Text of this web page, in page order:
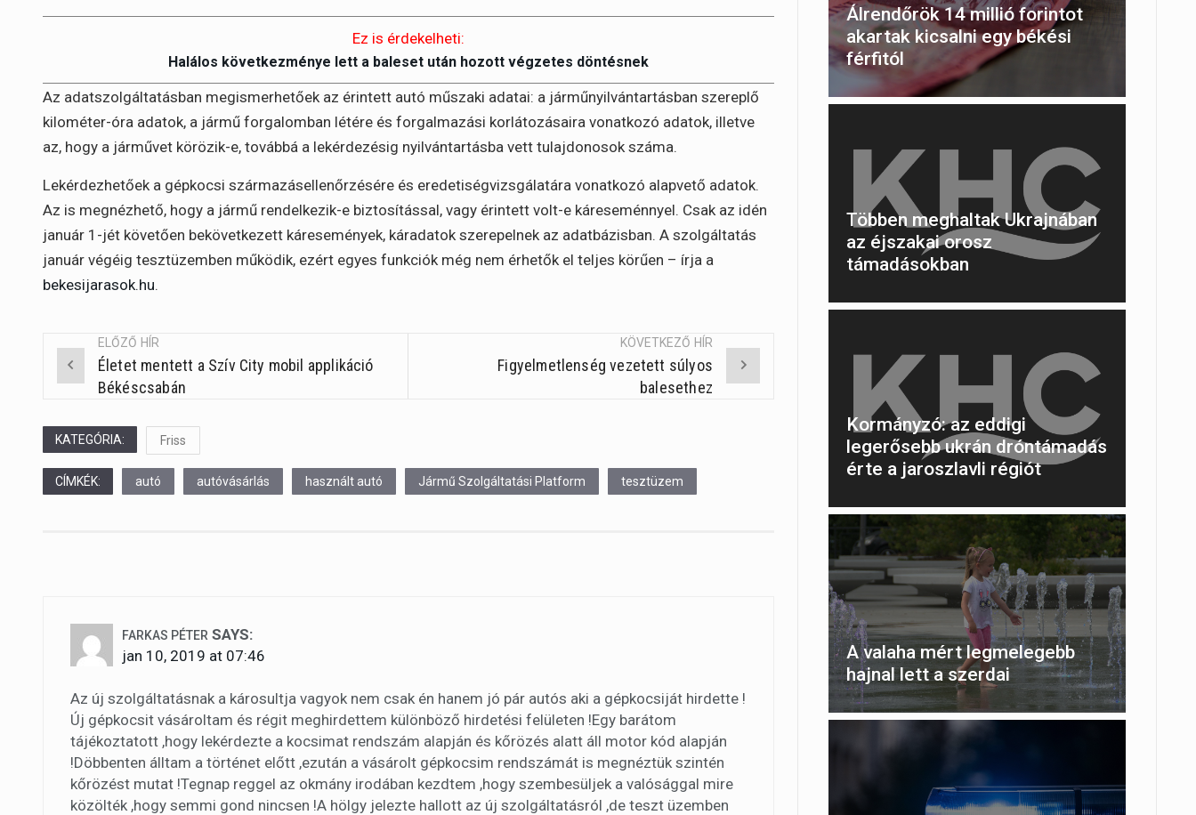
Ez is érdekelheti:
Halálos következménye lett a baleset után hozott végzetes döntésnek
Az adatszolgáltatásban megismerhetőek az érintett autó műszaki adatai: a járműnyilvántartásban szereplő
kilométer-óra adatok, a jármű forgalomban létére és forgalmazási korlátozásaira vonatkozó adatok, illetve
az, hogy a járművet körözik-e, továbbá a lekérdezésig nyilvántartásba vett tulajdonosok száma.
Lekérdezhetőek a gépkocsi származásellenőrzésére és eredetiségvizsgálatára vonatkozó alapvető adatok.
Az is megnézhető, hogy a jármű rendelkezik-e biztosítással, vagy érintett volt-e káreseménnyel. Csak az idén
január 1-jét követően bekövetkezett káresemények, káradatok szerepelnek az adatbázisban. A szolgáltatás
január végéig tesztüzemben működik, ezért egyes funkciók még nem érhetők el teljes körűen – írja a
bekesijarasok.hu.
Post
ELŐZŐ HÍR
Életet mentett a Szív City mobil applikáció
Békéscsabán
KÖVETKEZŐ HÍR
Figyelmetlenség vezetett súlyos
balesethez
KATEGÓRIA: Friss
CÍMKÉK: autó autóvásárlás használt autó Jármű Szolgáltatási Platform tesztüzem
FARKAS PÉTER SAYS:
jan 10, 2019 at 07:46
Az új szolgáltatásnak a károsultja vagyok nem csak én hanem jó pár autós aki a gépkocsiját hirdette !
Új gépkocsit vásároltam és régit meghirdettem különböző hirdetési felületen !Egy barátom
tájékoztatott ,hogy lekérdezte a kocsimat rendszám alapján és kőrözés alatt áll motor kód alapján
!Döbbenten álltam a történet előtt ,ezután a vásárolt gépkocsim rendszámát is megnéztük szintén
kőrözést mutat !Tegnap reggel az okmány irodában kezdtem ,hogy szembesüljek a valósággal mire
közölték ,hogy semmi gond nincsen !A hölgy jelezte hallott az új szolgáltatásról ,de teszt üzemben
Álrendőrök 14 millió forintot
akartak kicsalni egy békési
férfitól
Többen meghaltak Ukrajnában
az éjszakai orosz
támadásokban
Kormányzó: az eddigi
legerősebb ukrán dróntámadás
érte a jaroszlavli régiót
A valaha mért legmelegebb
hajnal lett a szerdai